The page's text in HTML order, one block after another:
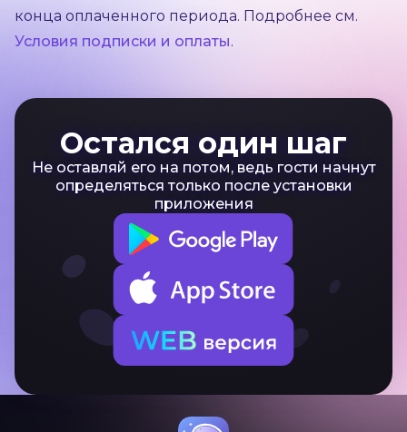
конца оплаченного периода. Подробнее см.
Условия подписки и оплаты.
Остался один шаг
Не оставляй его на потом, ведь гости начнут
определяться только после установки
приложения